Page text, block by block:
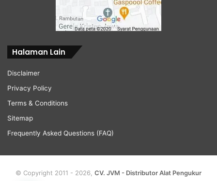
Halaman Lain
Disclaimer
Privacy Policy
Terms & Conditions
Sitemap
Frequently Asked Questions (FAQ)
© Copyright 2011 - 2026, CV. JVM - Distributor Alat Pengukur